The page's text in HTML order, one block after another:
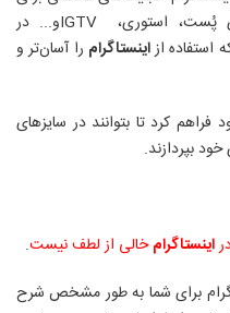
پُست، استوری،
IGTVو... در
استفاده ازاینستاگرام را آسان‌تر و
فراهم کرد تا بتوانند در سایزهای
بپردازند.
اینستاگرامخالی از لطف نیست.
برای شما به طور مشخص شرح